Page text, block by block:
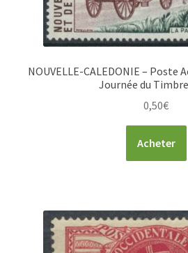
NOUVELLE-CALEDONIE – Poste
Journée du
0,50€
Acheter